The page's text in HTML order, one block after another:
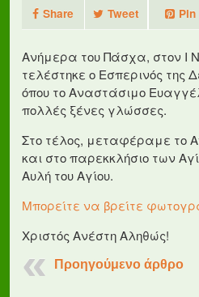
Share Tweet Pin
Ανήμερα του Πάσχα, στον Ι
τελέστηκε ο Εσπερινός της
όπου το Αναστάσιμο
πολλές ξένες γλώσσες.
Στο τέλος, μεταφέραμε το
και στο παρεκκλήσιο των
Αυλή του Αγίου.
Μπορείτε να βρείτε
Χριστός Ανέστη Αληθώς!
Προηγούμενο άρθρο